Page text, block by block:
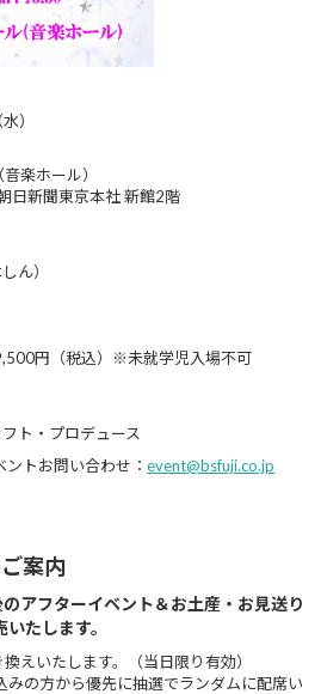
）
楽ホール）
日新聞東京本社 新館2階
ん）
円（税込）※未就学児入場不可
ト・プロデュース
ントお問い合わせ： event@bsfuji.co.jp
案内
アフターイベント＆お土産・お見送り
たします。
えいたします。（当日限り有効）
の方から優先に抽選でランダムに配席い